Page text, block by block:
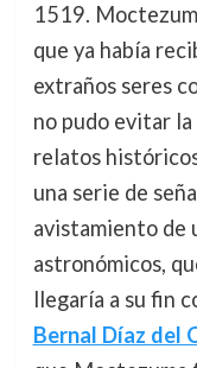
1519.
que ya había
extraños seres
no pudo evitar la
relatos
una serie de
avistamiento de
astronómicos,
llegaría a su fin
Bernal Díaz del